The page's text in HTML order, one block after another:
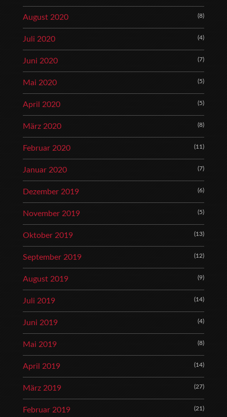
August 2020 (8)
Juli 2020 (4)
Juni 2020 (7)
Mai 2020 (5)
April 2020 (5)
März 2020 (8)
Februar 2020 (11)
Januar 2020 (7)
Dezember 2019 (6)
November 2019 (5)
Oktober 2019 (13)
September 2019 (12)
August 2019 (9)
Juli 2019 (14)
Juni 2019 (4)
Mai 2019 (8)
April 2019 (14)
März 2019 (27)
Februar 2019 (21)